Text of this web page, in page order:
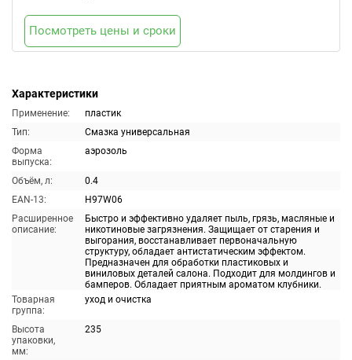
Характеристики
Применение:
пластик
Тип:
Смазка универсальная
Форма
выпуска:
аэрозоль
Объём, л:
0.4
EAN-13:
H97W06
Расширенное
описание:
Быстро и эффективно удаляет пыль, грязь, масляные и
никотиновые загрязнения. Защищает от старения и
выгорания, восстанавливает первоначальную
структуру, обладает антистатическим эффектом.
Предназначен для обработки пластиковых и
виниловых деталей салона. Подходит для молдингов и
бамперов. Обладает приятным ароматом клубники.
Товарная
группа:
уход и очистка
Высота
упаковки,
мм:
235
Посмотреть цены и сроки